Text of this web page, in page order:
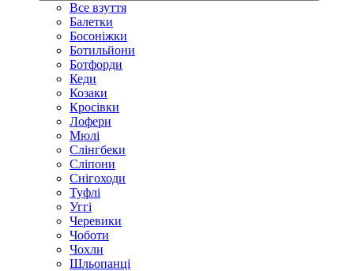
Все взуття
Балетки
Босоніжки
Ботильйони
Ботфорди
Кеди
Козаки
Кросівки
Лофери
Мюлі
Слінгбеки
Сліпони
Снігоходи
Туфлі
Уггі
Черевики
Чоботи
Чохли
Шльопанці